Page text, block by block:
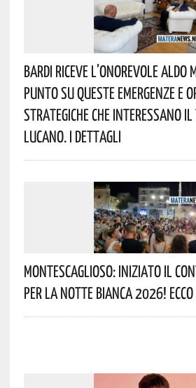
Bardi Riceve L’onorevole Aldo
Punto Su Queste Emergenze E
Strategiche Che Interessano
Lucano. I Dettagli
Montescaglioso: Iniziato Il
Per La Notte Bianca 2026!